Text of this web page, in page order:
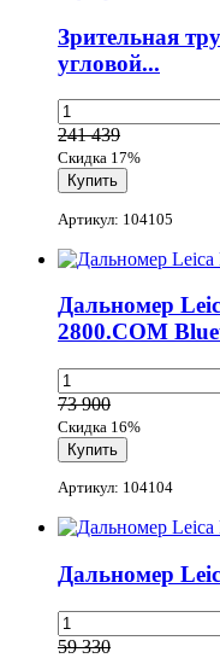
Зрительная
угловой...
241 439
Скидка 17%
Артикул: 104105
Дальномер
2800.COM
73 900
Скидка 16%
Артикул: 104104
Дальномер
59 330